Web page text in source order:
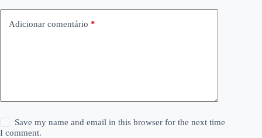
Adicionar comentário *
Save my name and email in this browser for the next time
I comment.